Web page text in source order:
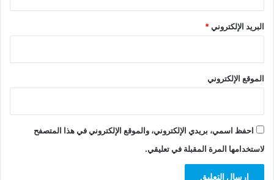
البريد الإلكتروني*
الموقع الإلكتروني
احفظ اسمي، بريدي الإلكتروني، والموقع الإلكتروني في هذا المتصفح
لاستخدامها المرة المقبلة في تعليقي.